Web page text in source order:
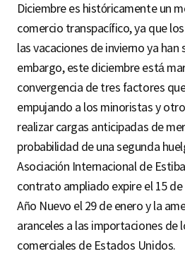
Diciembre es históricamente un
comercio transpacífico, ya que
las vacaciones de invierno ya han
embargo, este diciembre está
convergencia de tres factores
empujando a los minoristas y
realizar cargas anticipadas de
probabilidad de una segunda
Asociación Internacional de
contrato ampliado expire el 15 de
Año Nuevo el 29 de enero y la
aranceles a las importaciones de
comerciales de Estados Unidos.